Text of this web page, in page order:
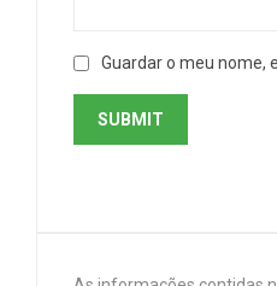
Guardar o meu nome,